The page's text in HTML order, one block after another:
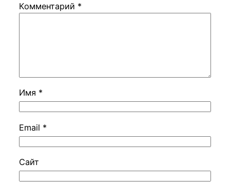
Комментарий *
Имя *
Email *
Сайт